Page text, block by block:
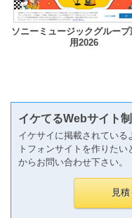
ソニーミュージックグループ
用2026
イケてるWebサイト
イケサイに掲載されてい
トフォンサイトを作りた
からお問い合わせ下さい。